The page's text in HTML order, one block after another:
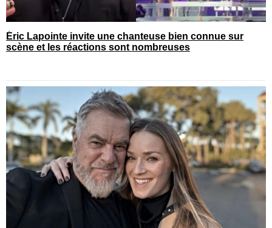
Éric Lapointe invite une chanteuse bien connue sur
scène et les réactions sont nombreuses